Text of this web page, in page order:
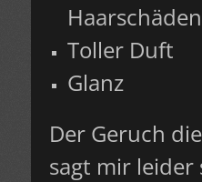
Haarschäden
Toller Duft
Glanz
Der Geruch
sagt mir leider